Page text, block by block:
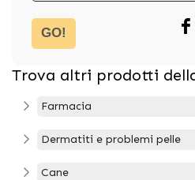
GO!
Trova altri prodotti
Farmacia
Dermatiti e problemi pelle
Cane